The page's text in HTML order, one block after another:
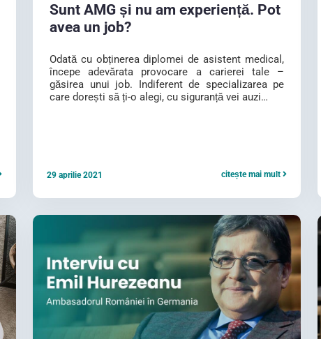
Sunt AMG și nu am experiență. Pot
avea un job?
Odată cu obținerea diplomei de asistent medical,
începe adevărata provocare a carierei tale –
găsirea unui job. Indiferent de specializarea pe
care dorești să ți-o alegi, cu siguranță vei auzi…
citește mai mult
29 aprilie 2021